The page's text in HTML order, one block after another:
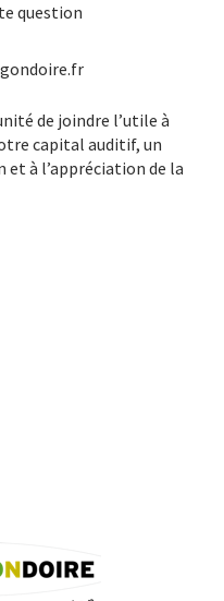
question
de joindre l’utile à
capital auditif, un
à l’appréciation de la